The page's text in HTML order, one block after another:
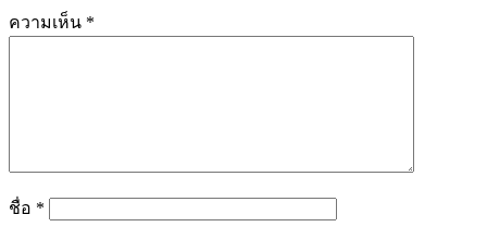
ความเห็น *
ชื่อ *